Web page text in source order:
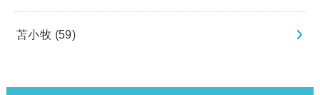
苫小牧 (59)